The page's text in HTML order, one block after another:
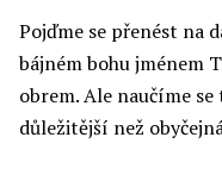
Pojďme se přenést na
bájném bohu jménem
obrem. Ale naučíme
důležitější než